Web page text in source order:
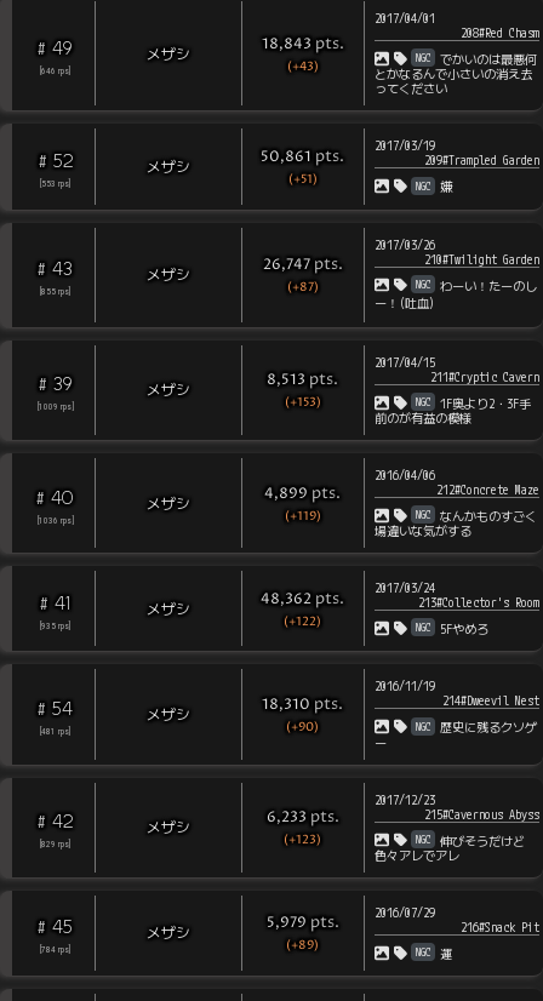
# 49
[646 rps
メザシ 18,843 pts.
(+43)
2017/04/01
208#Red Chasm
NGC
でかいのは最悪何
とかなるんで小さいの消え去
ってください
# 52
553 rps
メザシ 50,861 pts.
(+51)
2017/03/19
209#Trampled Garden
NGC 嫌
# 43
[855 rps
メザシ 26,747 pts.
(+87)
2017/03/26
210#Twilight Garden
NGC
わーい！たーのし
ー！(吐血)
# 39
1009 rps
メザシ 8,513 pts.
(+153)
2017/04/15
211#Cryptic Cavern
NGC
1F奥より2・3F手
前のが有益の模様
# 40
1036 rps
メザシ 4,899 pts.
(+119)
2016/04/06
212#Concrete Maze
NGC
なんかものすごく
場違いな気がする
# 41
[935 rps
メザシ 48,362 pts.
(+122)
2017/03/24
213#Collector's Room
NGC 5Fやめろ
# 54
[481 rps
メザシ 18,310 pts.
(+90)
2016/11/19
214#Dweevil Nest
NGC
歴史に残るクソゲ
ー
# 42
[829 rps
メザシ 6,233 pts.
(+123)
2017/12/23
215#Cavernous Abyss
NGC
伸びそうだけど
色々アレでアレ
# 45
[784 rps
メザシ 5,979 pts.
(+89)
2016/07/29
216#Snack Pit
NGC 運